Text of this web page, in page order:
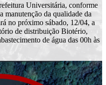
Universitária, conforme
manutenção da qualidade da
no próximo sábado, 12/04, a
de distribuição Biotério,
de água das 00h às